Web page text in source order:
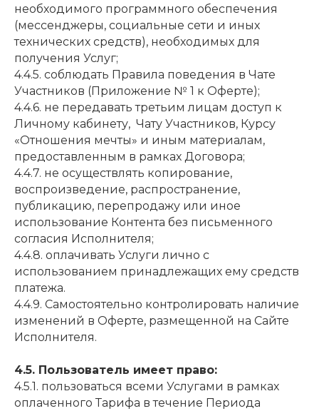
необходимого программного обеспечения
(мессенджеры, социальные сети и иных
технических средств), необходимых для
получения Услуг;
4.4.5. соблюдать Правила поведения в Чате
Участников (Приложение № 1 к Оферте);
4.4.6. не передавать третьим лицам доступ к
Личному кабинету, Чату Участников, Курсу
«Отношения мечты» и иным материалам,
предоставленным в рамках Договора;
4.4.7. не осуществлять копирование,
воспроизведение, распространение,
публикацию, перепродажу или иное
использование Контента без письменного
согласия Исполнителя;
4.4.8. оплачивать Услуги лично с
использованием принадлежащих ему средств
платежа.
4.4.9. Самостоятельно контролировать наличие
изменений в Оферте, размещенной на Сайте
Исполнителя.
4.5. Пользователь имеет право:
4.5.1. пользоваться всеми Услугами в рамках
оплаченного Тарифа в течение Периода